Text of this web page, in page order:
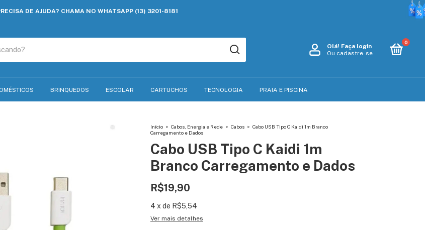
DE AJUDA? CHAMA NO WHATSAPP (13) 3201-8181
Olá! Faça login
Ou cadastre-se
0
BRINQUEDOS ESCOLAR CARTUCHOS TECNOLOGIA PRAIA E PISCINA
Início > Cabos, Energia e Rede > Cabos > Cabo USB Tipo C Kaidi 1m Branco
Carregamento e Dados
Cabo USB Tipo C Kaidi 1m
Branco Carregamento e Dados
R$19,90
4 x de R$5,54
Ver mais detalhes